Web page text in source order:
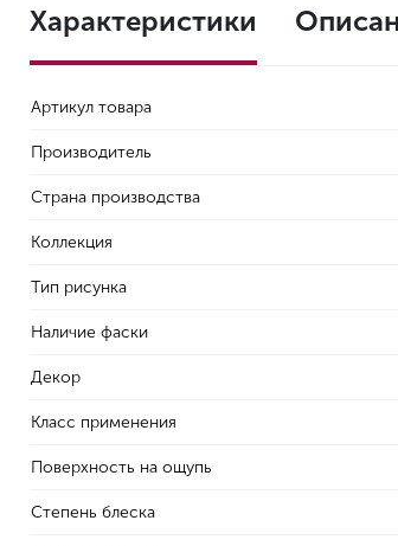
Характеристики
Артикул товара
Производитель
Страна производства
Коллекция
Тип рисунка
Наличие фаски
Декор
Класс применения
Поверхность на ощупь
Степень блеска